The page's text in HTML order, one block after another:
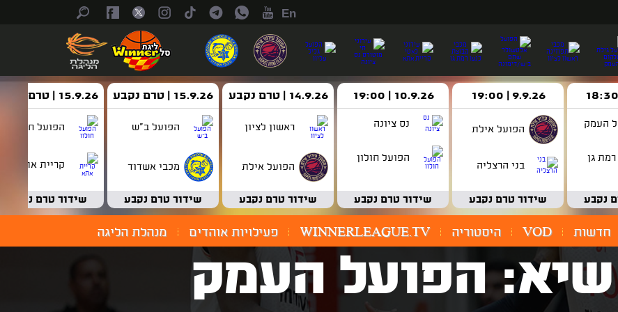
En
העמק
רמת גן
נקבע
9.9.26 | 19:00
הפועל אילת
בני הרצליה
שידור טרם נקבע
10.9.26 | 19:00
נס ציונה
הפועל חולון
שידור טרם נקבע
14.9.26 | טרם נקבע
ראשון לציון
הפועל אילת
שידור טרם נקבע
15.9.26 | טרם נקבע
הפועל ב"ש
מכבי אשדוד
שידור טרם נקבע
15.9.26 | טרם נקבע
הפועל חולון
קריית אתא
שידור טרם נקבע
חדשות VOD היסטוריה WINNERLEAGUE.TV פעילויות אוהדים מנהלת הליגה
הפועל העמק